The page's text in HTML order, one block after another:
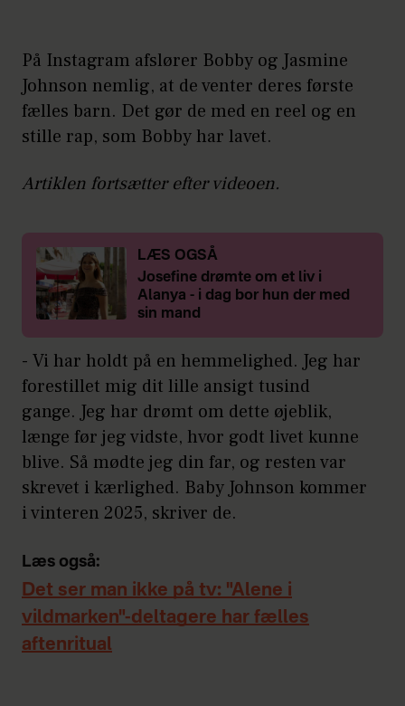
På Instagram afslører Bobby og Jasmine
Johnson nemlig, at de venter deres første
fælles barn. Det gør de med en reel og en
stille rap, som Bobby har lavet.
Artiklen fortsætter efter videoen.
LÆS OGSÅ
Josefine drømte om et liv i
Alanya - i dag bor hun der med
sin mand
- Vi har holdt på en hemmelighed. Jeg har
forestillet mig dit lille ansigt tusind
gange. Jeg har drømt om dette øjeblik,
længe før jeg vidste, hvor godt livet kunne
blive. Så mødte jeg din far, og resten var
skrevet i kærlighed. Baby Johnson kommer
i vinteren 2025, skriver de.
Læs også:
Det ser man ikke på tv: "Alene i
vildmarken"-deltagere har fælles
aftenritual